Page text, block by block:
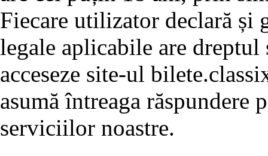
Fiecare utilizator declară și
legale aplicabile are
acceseze site-ul
asumă întreaga răspundere
serviciilor noastre.